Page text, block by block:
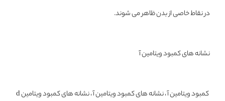
در نقاط خاصی از بدن ظاهر می شوند.
نشانه های کمبود ویتامین آ
کمبود ویتامین آ ، نشانه های کمبود ویتامین آ ، نشانه های کمبود ویتامین d